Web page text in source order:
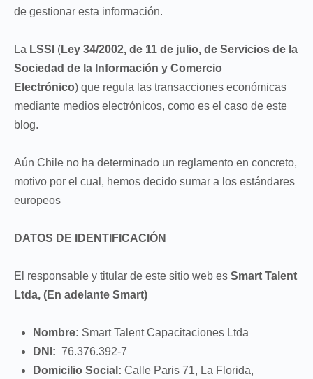
de gestionar esta información.
La LSSI (Ley 34/2002, de 11 de julio, de Servicios de la
Sociedad de la Información y Comercio
Electrónico) que regula las transacciones económicas
mediante medios electrónicos, como es el caso de este
blog.
Aún Chile no ha determinado un reglamento en concreto,
motivo por el cual, hemos decido sumar a los estándares
europeos
DATOS DE IDENTIFICACIÓN
El responsable y titular de este sitio web es Smart Talent
Ltda, (En adelante Smart)
Nombre: Smart Talent Capacitaciones Ltda
DNI: 76.376.392-7
Domicilio Social: Calle Paris 71, La Florida,